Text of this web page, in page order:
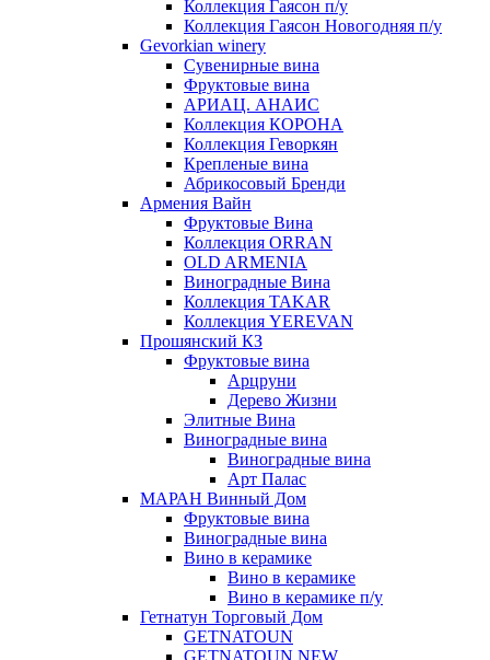
Коллекция Гаясон п/у
Коллекция Гаясон Новогодняя п/у
Gevorkian winery
Сувенирные вина
Фруктовые вина
АРИАЦ. АНАИС
Коллекция КОРОНА
Коллекция Геворкян
Крепленые вина
Абрикосовый Бренди
Армения Вайн
Фруктовые Вина
Коллекция ORRAN
OLD ARMENIA
Виноградные Вина
Коллекция TAKAR
Коллекция YEREVAN
Прошянский КЗ
Фруктовые вина
Арцруни
Дерево Жизни
Элитные Вина
Виноградные вина
Виноградные вина
Арт Палас
МАРАН Винный Дом
Фруктовые вина
Виноградные вина
Вино в керамике
Вино в керамике
Вино в керамике п/у
Гетнатун Торговый Дом
GETNATOUN
GETNATOUN NEW